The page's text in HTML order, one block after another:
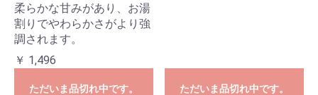
柔らかな甘みがあり、お湯
割りでやわらかさがより強
調されます。
￥ 1,496
ただいま品切れ中です。 ただいま品切れ中です。